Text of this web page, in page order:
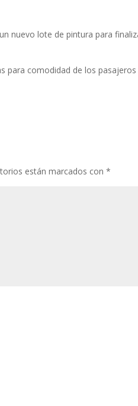
nuevo lote de pintura para
para comodidad de los
están marcados con*